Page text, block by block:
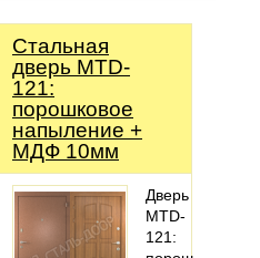
Стальная
дверь MTD-
121:
порошковое
напыление +
МДФ 10мм
Дверь
MTD-
121: